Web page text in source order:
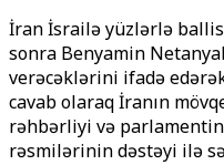
İran İsrailə yüzlərlə
sonra Benyamin
verəcəklərini ifadə
cavab olaraq İranın
rəhbərliyi və
rəsmilərinin dəstəyi ilə